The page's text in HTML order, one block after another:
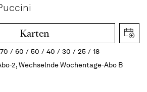
Karten
70 60 50 40 30 25
18
2, Wechselnde Wochentage-Abo B